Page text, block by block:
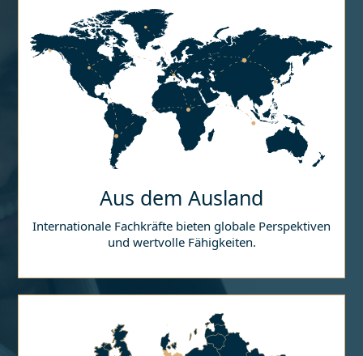
Aus dem Ausland
Internationale Fachkräfte bieten globale Perspektiven
und wertvolle Fähigkeiten.